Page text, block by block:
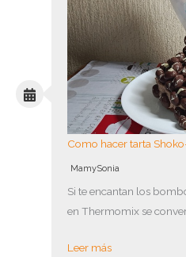
Como hacer tarta
MamySonia
Si te encantan los
en Thermomix se
Leer más